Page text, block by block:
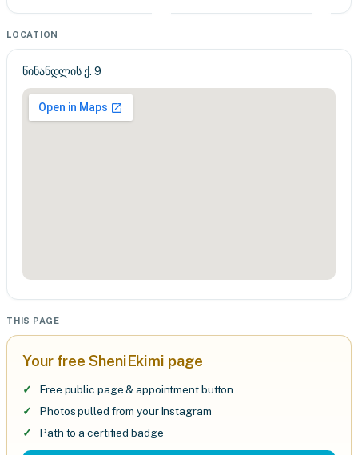
LOCATION
წინანდლის ქ. 9
THIS PAGE
Your free SheniEkimi page
Free public page & appointment button
Photos pulled from your Instagram
Path to a certified badge